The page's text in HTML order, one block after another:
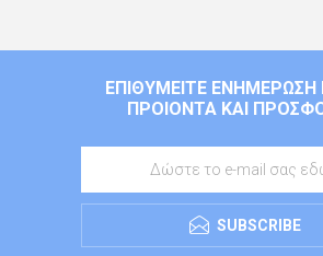
ΕΠΙΘΥΜΕΊΤΕ ΕΝΗΜΈΡΩΣΗ
ΠΡΟΙΌΝΤΑ ΚΑΙ
SUBSCRIBE